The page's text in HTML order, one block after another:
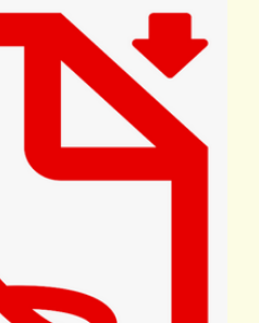
Add to
wishlist